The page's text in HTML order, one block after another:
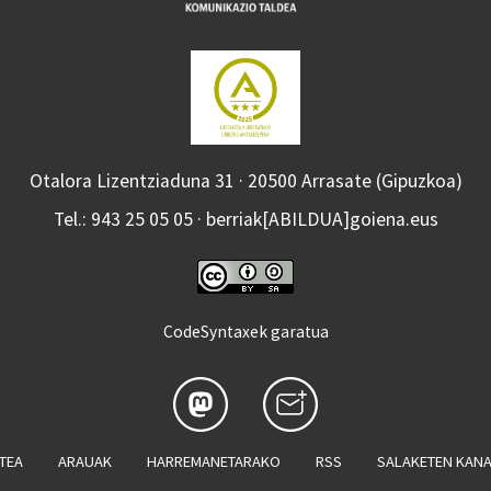
Otalora Lizentziaduna 31 · 20500 Arrasate (Gipuzkoa)
Tel.: 943 25 05 05 · berriak[ABILDUA]goiena.eus
CodeSyntaxek garatua
ARAUAK HARREMANETARAKO RSS SALAKETEN